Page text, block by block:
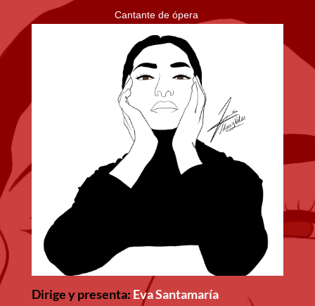
Cantante de ópera
Dirige y presenta: Eva Santamaría